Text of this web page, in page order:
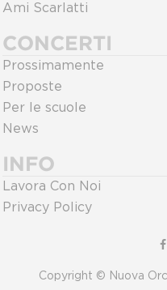
Ami Scarlatti
CONCERTI
Prossimamente
Proposte
Per le scuole
News
INFO
Lavora Con Noi
Privacy Policy
Copyright © Nuova